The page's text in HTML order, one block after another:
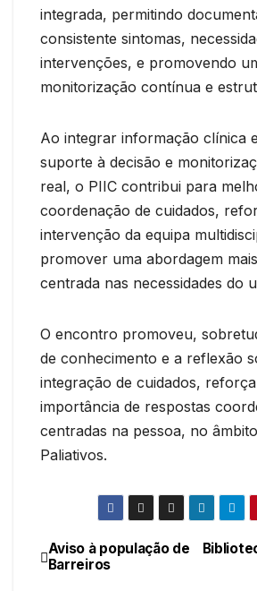
integrada, permitindo
consistente sintomas,
intervenções, e promovendo
monitorização contínua e
Ao integrar informação clínica
suporte à decisão e
real, o PIIC contribui para
coordenação de cuidados,
intervenção da equipa
promover uma abordagem
centrada nas necessidades do
O encontro promoveu,
de conhecimento e a reflexão
integração de cuidados,
importância de respostas
centradas na pessoa, no
Paliativos.
Navegação
Aviso à população de
Barreiros